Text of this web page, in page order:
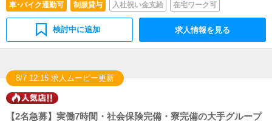
車･バイク通勤可
制服貸与 入社祝い金支給 在宅ワーク可
検討中に追加 求人情報を見る
8/7 12:15 求人ムービー更新
【2名急募】実働7時間・社会保険完備・寮完備の大手グループ